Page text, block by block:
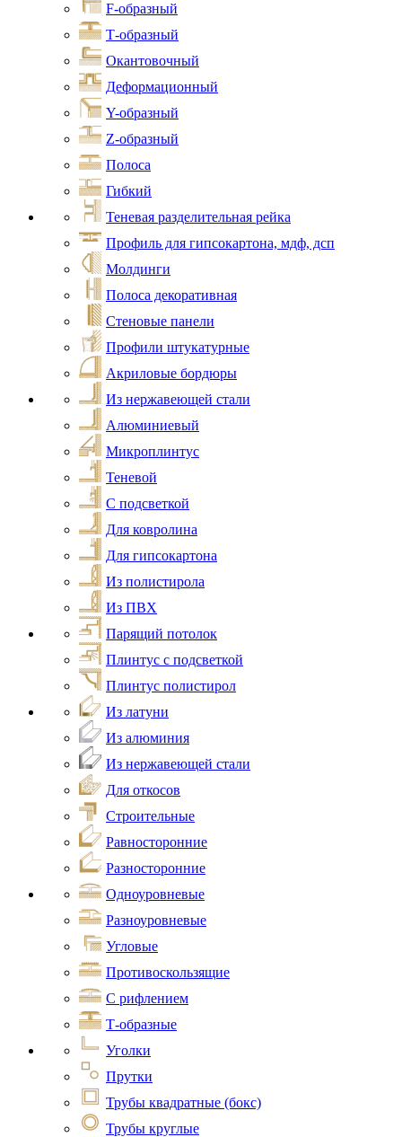
F-образный
Т-образный
Окантовочный
Деформационный
Y-образный
Z-образный
Полоса
Гибкий
Теневая разделительная рейка
Профиль для гипсокартона, мдф, дсп
Молдинги
Полоса декоративная
Стеновые панели
Профили штукатурные
Акриловые бордюры
Из нержавеющей стали
Алюминиевый
Микроплинтус
Теневой
С подсветкой
Для ковролина
Для гипсокартона
Из полистирола
Из ПВХ
Парящий потолок
Плинтус с подсветкой
Плинтус полистирол
Из латуни
Из алюминия
Из нержавеющей стали
Для откосов
Строительные
Равносторонние
Разносторонние
Одноуровневые
Разноуровневые
Угловые
Противоскользящие
С рифлением
Т-образные
Уголки
Прутки
Трубы квадратные (бокс)
Трубы круглые